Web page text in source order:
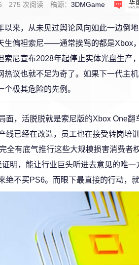
275 次阅读 稿源： 3DMGame 0 条
以来，从未见过舆论风向如此一边倒
生偏袒索尼——通常挨骂的都是Xbox
索尼宣布2028年起停止实体光盘生产
热议也就不足为奇了。如果下一代主
极其危险的先例。
面，活脱脱就是索尼版的Xbox One
线已经在改造，员工也在接受转岗培
全有底气推行这些大规模损害消费者
明，能让行业巨头听进去意见的唯
绝不买PS6。而眼下最直接的行动，